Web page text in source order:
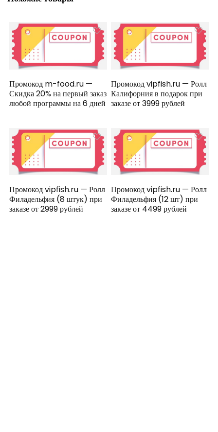
Промокод m-food.ru —
Скидка 20% на первый заказ
любой программы на 6 дней
Промокод vipfish.ru — Ролл
Калифорния в подарок при
заказе от 3999 рублей
Промокод vipfish.ru — Ролл
Филадельфия (8 штук) при
заказе от 2999 рублей
Промокод vipfish.ru — Ролл
Филадельфия (12 шт) при
заказе от 4499 рублей